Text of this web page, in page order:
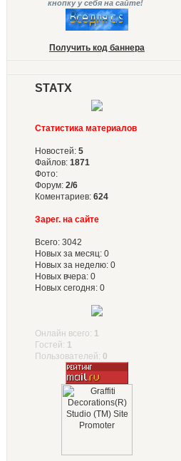
кнопку у себя на сайте!
Получить код баннера
STATX
Статистика материалов
Новостей: 5
Файлов: 1871
Фото:
Форум: 2/6
Коментариев: 624
Зарег. на сайте
Всего: 3042
Новых за месяц: 0
Новых за неделю: 0
Новых вчера: 0
Новых сегодня: 0
Онлайн всего: 1
Гостей: 1
Пользователей: 0